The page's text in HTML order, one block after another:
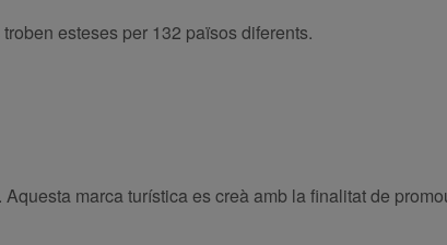
esteses per 132 països diferents.
. Aquesta marca turística es creà amb la finalitat de